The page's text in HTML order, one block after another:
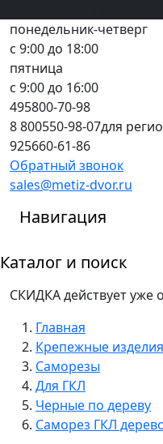
понедельник-четверг
с 9:00 до 18:00
пятница
с 9:00 до 16:00
495800-70-98
8 800550-98-07для
925660-61-86
Обратный звонок
sales@metiz-dvor.ru
Навигация
Каталог и поиск
СКИДКА действует уже
Главная
Крепежные изделия
Саморезы
Для ГКЛ
Черные по дереву
Саморез ГКЛ